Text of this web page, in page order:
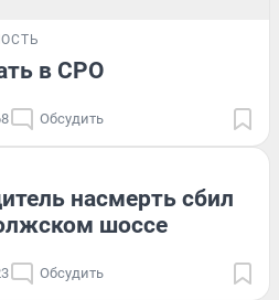
в СРО
Обсудить
насмерть сбил
шоссе
Обсудить